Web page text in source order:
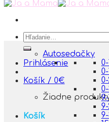
Hľadať:
Prihlásenie
Košík / 0€
Žiadne
Košík
Autosedačky